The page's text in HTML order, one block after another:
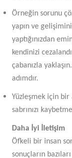
Örneğin sorunu
yapın ve
yaptığınızdan
kendinizi
çabanızla yaklaşın.
adımdır.
Yüzleşmek için bir
sabrınızı
Daha İyi İletişim
Öfkeli bir insan
sonuçların